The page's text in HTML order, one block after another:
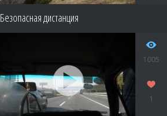
Безопасная дистанция
1005
1